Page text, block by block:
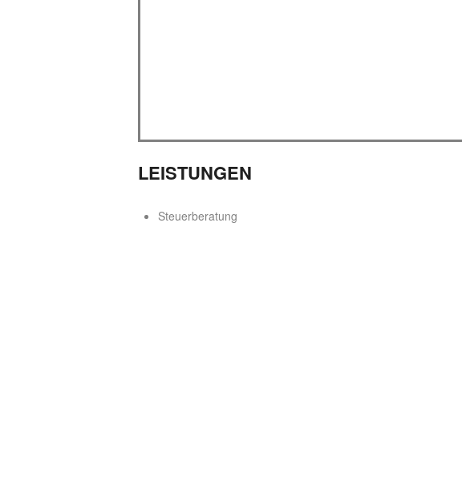
LEISTUNGEN
Steuerberatung